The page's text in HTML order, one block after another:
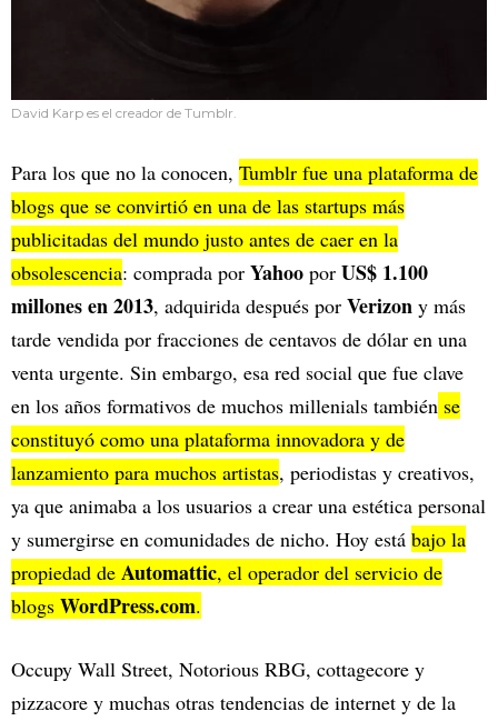
David Karp es el creador de Tumblr.
Para los que no la conocen, Tumblr fue una plataforma de
blogs que se convirtió en una de las startups más
publicitadas del mundo justo antes de caer en la
obsolescencia: comprada por Yahoo por US$ 1.100
millones en 2013, adquirida después por Verizon y más
tarde vendida por fracciones de centavos de dólar en una
venta urgente. Sin embargo, esa red social que fue clave
en los años formativos de muchos millenials también se
constituyó como una plataforma innovadora y de
lanzamiento para muchos artistas, periodistas y creativos,
ya que animaba a los usuarios a crear una estética personal
y sumergirse en comunidades de nicho. Hoy está bajo la
propiedad de Automattic, el operador del servicio de
blogs WordPress.com.
Occupy Wall Street, Notorious RBG, cottagecore y
pizzacore y muchas otras tendencias de internet y de la